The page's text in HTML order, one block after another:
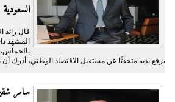
السعودية
قال رائد
المشهد
يرفع يديه متحدثًا عن مستقبل الاقتصاد الوطني، أدرك أن
سامر